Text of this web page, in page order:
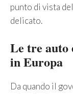
punto di vista
delicato.
Le tre auto
in Europa
Da quando il